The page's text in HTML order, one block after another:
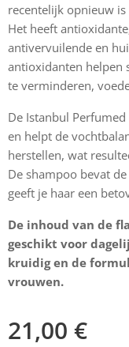
recentelijk opnieuw
Het heeft
antivervuilende en
antioxidanten helpen
te verminderen,
De Istanbul
en helpt de
herstellen, wat
De shampoo bevat
geeft je haar een
De inhoud van de
geschikt voor
kruidig en de
vrouwen.
21,00 €